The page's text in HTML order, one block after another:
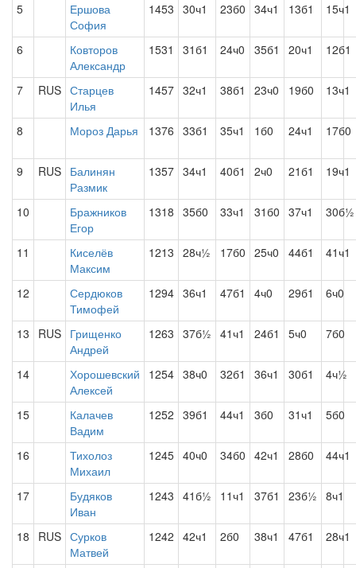
5
Ершова
София
1453 30ч1 23б0 34ч1 13б1 15ч1
6
Ковторов
Александр
1531 31б1 24ч0 35б1 20ч1 12б1
7 RUS Старцев
Илья
1457 32ч1 38б1 23ч0 19б0 13ч1
8 Мороз Дарья 1376 33б1 35ч1 1б0 24ч1 17б0
9 RUS Балинян
Размик
1357 34ч1 40б1 2ч0 21б1 19ч1
10
Бражников
Егор
1318 35б0 33ч1 31б0 37ч1 30б½
11
Киселёв
Максим
1213 28ч½ 17б0 25ч0 44б1 41ч1
12
Сердюков
Тимофей
1294 36ч1 47б1 4ч0 29б1 6ч0
13 RUS Грищенко
Андрей
1263 37б½ 41ч1 24б1 5ч0 7б0
14
Хорошевский
Алексей
1254 38ч0 32б1 36ч1 30б1 4ч½
15
Калачев
Вадим
1252 39б1 44ч1 3б0 31ч1 5б0
16
Тихолоз
Михаил
1245 40ч0 34б0 42ч1 28б0 44ч1
17
Будяков
Иван
1243 41б½ 11ч1 37б1 23б½ 8ч1
18 RUS Сурков
Матвей
1242 42ч1 2б0 38ч1 47б1 28ч1